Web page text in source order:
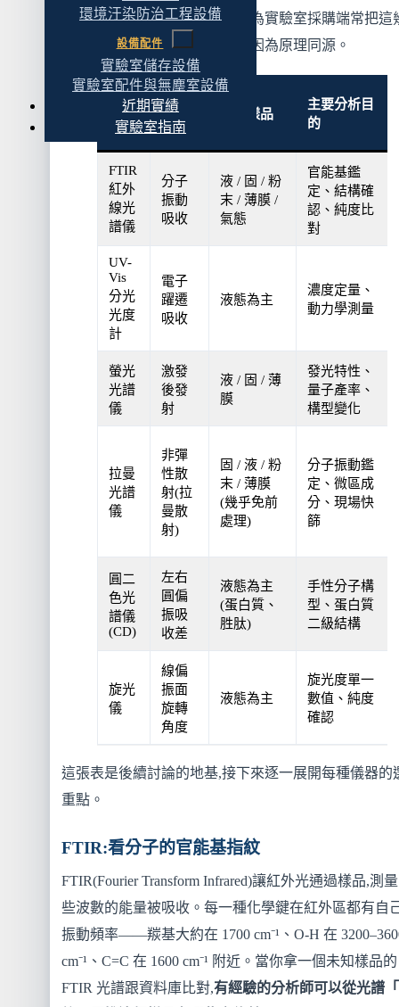
環境汙染防治工程設備
設備配件
實驗室儲存設備
實驗室配件與無塵室設備
近期實績
實驗室指南
把它跟另外五種放在一起,是因為實驗室採購端常把這
儀器一起評估、互相比較,不是因為原理同源。
儀器
類型
偵測
原理
典型樣品
主要分析目
的
FTIR
紅外
線光
譜儀
分子
振動
吸收
液 / 固 / 粉
末 / 薄膜 /
氣態
官能基鑑
定、結構確
認、純度比
對
UV-
Vis
分光
光度
計
電子
躍遷
吸收
液態為主
濃度定量、
動力學測量
螢光
光譜
儀
激發
後發
射
液 / 固 / 薄
膜
發光特性、
量子產率、
構型變化
拉曼
光譜
儀
非彈
性散
射(拉
曼散
射)
固 / 液 / 粉
末 / 薄膜
(幾乎免前
處理)
分子振動鑑
定、微區成
分、現場快
篩
圓二
色光
譜儀
(CD)
左右
圓偏
振吸
收差
液態為主
(蛋白質、
胜肽)
手性分子構
型、蛋白質
二級結構
旋光
儀
線偏
振面
旋轉
角度
液態為主
旋光度單一
數值、純度
確認
這張表是後續討論的地基,接下來逐一展開每種儀器的
重點。
FTIR:看分子的官能基指紋
FTIR(Fourier Transform Infrared)讓紅外光通過樣品,測
些波數的能量被吸收。每一種化學鍵在紅外區都有自
振動頻率——羰基大約在 1700 cm⁻¹、O-H 在
cm⁻¹、C=C 在 1600 cm⁻¹ 附近。當你拿一個未知樣品的
FTIR 光譜跟資料庫比對,有經驗的分析師可以從光譜